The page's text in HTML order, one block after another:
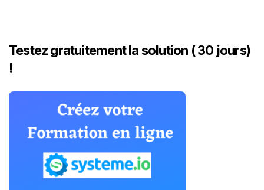
Testez gratuitement la solution ( 30 jours)
!